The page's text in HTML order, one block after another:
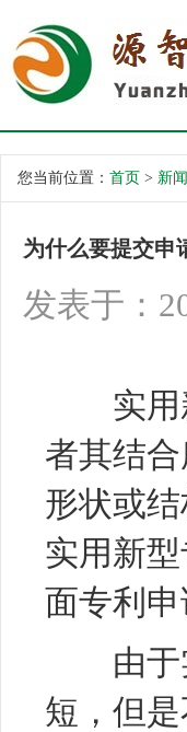
您当前位置： 首页 > 新
为什么要提交申
发表于：
实用
者其结
形状或
实用新
面专利
由于实
短，但